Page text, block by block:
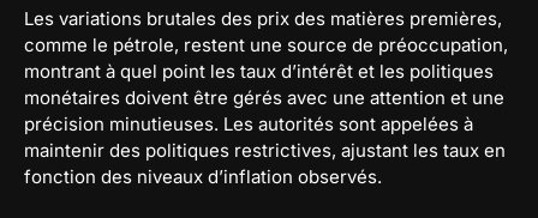
Les variations brutales des prix des matières premières,
comme le pétrole, restent une source de préoccupation,
montrant à quel point les taux d’intérêt et les politiques
monétaires doivent être gérés avec une attention et une
précision minutieuses. Les autorités sont appelées à
maintenir des politiques restrictives, ajustant les taux en
fonction des niveaux d’inflation observés.